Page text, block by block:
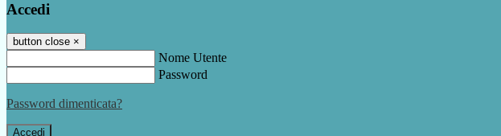
Accedi
button close ×
Nome Utente
Password
Password dimenticata?